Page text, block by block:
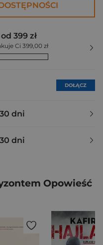
399 zł
Ci 399,00 zł
DOŁĄCZ
30 dni
30 dni
Opowieść